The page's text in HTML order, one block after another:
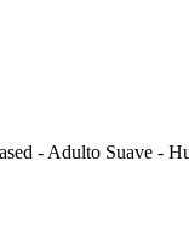
- Adulto Suave -